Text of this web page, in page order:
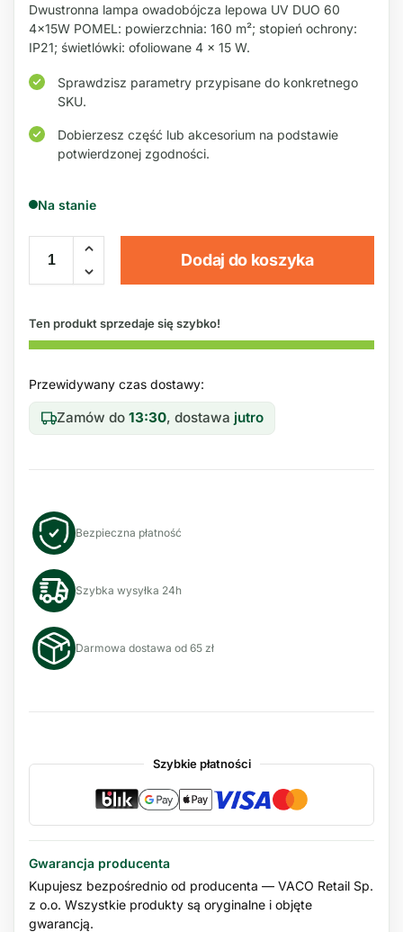
Dwustronna lampa owadobójcza lepowa UV DUO 60
4x15W POMEL: powierzchnia: 160 m²; stopień ochrony:
IP21; świetlówki: ofoliowane 4 × 15 W.
Sprawdzisz parametry przypisane do konkretnego
SKU.
Dobierzesz część lub akcesorium na podstawie
potwierdzonej zgodności.
Na stanie
Dodaj do koszyka
Ten produkt sprzedaje się szybko!
Przewidywany czas dostawy:
Zamów do 13:30, dostawa jutro
Bezpieczna płatność
Szybka wysyłka 24h
Darmowa dostawa od 65 zł
Szybkie płatności
Gwarancja producenta
Kupujesz bezpośrednio od producenta — VACO Retail Sp.
z o.o. Wszystkie produkty są oryginalne i objęte
gwarancją.